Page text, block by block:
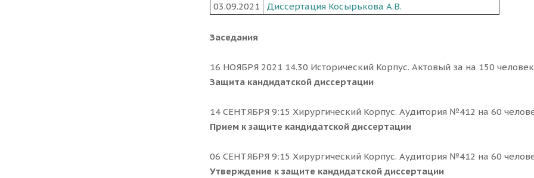
03.09.2021
Диссертация Косырькова А.В.
Заседания
16 НОЯБРЯ 2021 14.30 Исторический Корпус. Актовый за на 150 человек
Защита кандидатской диссертации
14 СЕНТЯБРЯ 9:15 Хирургический Корпус. Аудитория №412 на 60
Прием к защите кандидатской диссертации
06 СЕНТЯБРЯ 9:15 Хирургический Корпус. Аудитория №412 на 60
Утверждение к защите кандидатской диссертации